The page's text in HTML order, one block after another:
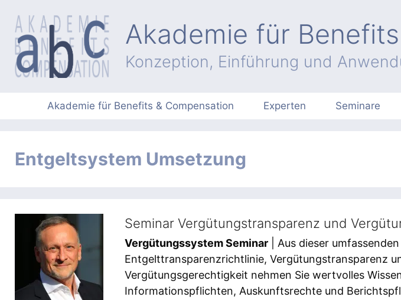
Inhalt
springen
Akademie für
Konzeption, Einführung und
Akademie für Benefits & Compensation Experten Seminare
Entgeltsystem Umsetzung
Seminar Vergütungstransparenz und
Vergütungssystem Seminar | Aus dieser
Entgelttransparenzrichtlinie, Vergütungstransparenz
Vergütungsgerechtigkeit nehmen Sie wertvolles
Informationspflichten, Auskunftsrechte und